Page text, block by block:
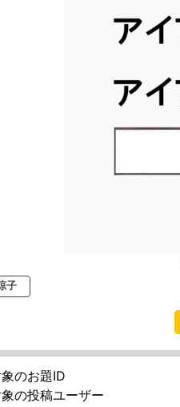
子
のお題ID
の投稿ユーザー